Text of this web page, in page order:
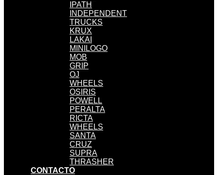
IPATH
INDEPENDENT
TRUCKS
KRUX
LAKAI
MINILOGO
MOB
GRIP
OJ
WHEELS
OSIRIS
POWELL
PERALTA
RICTA
WHEELS
SANTA
CRUZ
SUPRA
THRASHER
CONTACTO